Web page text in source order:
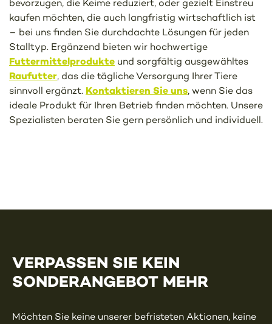
bevorzugen, die Keime reduziert, oder gezielt Einstreu
kaufen möchten, die auch langfristig wirtschaftlich ist
– bei uns finden Sie durchdachte Lösungen für jeden
Stalltyp. Ergänzend bieten wir hochwertige
Futtermittelprodukte und sorgfältig ausgewähltes
Raufutter, das die tägliche Versorgung Ihrer Tiere
sinnvoll ergänzt. Kontaktieren Sie uns, wenn Sie das
ideale Produkt für Ihren Betrieb finden möchten. Unsere
Spezialisten beraten Sie gern persönlich und individuell.
VERPASSEN SIE KEIN
SONDERANGEBOT MEHR
Möchten Sie keine unserer befristeten Aktionen, keine